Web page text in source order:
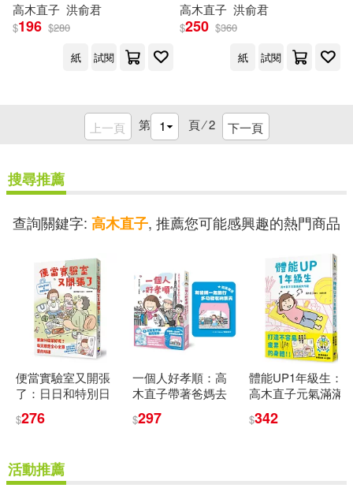
高木直子 洪俞君
$196 $280
紙
試閱
高木直子 洪俞君
$250 $360
紙
試閱
上一頁 第 頁 ⁄2 下一頁
搜尋推薦
查詢關鍵字: 高木直子, 推薦您可能感興趣的熱門商品
便當實驗室又開張
了：日日和特別日
$276
一個人好孝順：高
木直子帶著爸媽去
夾贈品版)
$297
體能UP1年級生：
高木直子元氣滿滿
$342
活動推薦